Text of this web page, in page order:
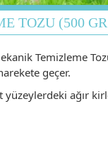
TOZU (500
Temizleme
geçer.
yüzeylerdeki ağır